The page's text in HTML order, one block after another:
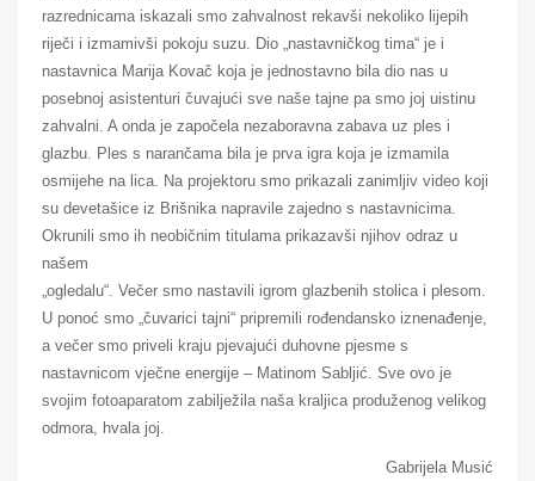
razrednicama iskazali smo zahvalnost rekavši nekoliko lijepih
riječi i izmamivši pokoju suzu. Dio „nastavničkog tima“ je i
nastavnica Marija Kovač koja je jednostavno bila dio nas u
posebnoj asistenturi čuvajući sve naše tajne pa smo joj uistinu
zahvalni. A onda je započela nezaboravna zabava uz ples i
glazbu. Ples s narančama bila je prva igra koja je izmamila
osmijehe na lica. Na projektoru smo prikazali zanimljiv video koji
su devetašice iz Brišnika napravile zajedno s nastavnicima.
Okrunili smo ih neobičnim titulama prikazavši njihov odraz u
našem
„ogledalu“. Večer smo nastavili igrom glazbenih stolica i plesom.
U ponoć smo „čuvarici tajni“ pripremili rođendansko iznenađenje,
a večer smo priveli kraju pjevajući duhovne pjesme s
nastavnicom vječne energije – Matinom Sabljić. Sve ovo je
svojim fotoaparatom zabilježila naša kraljica produženog velikog
odmora, hvala joj.
Gabrijela Musić